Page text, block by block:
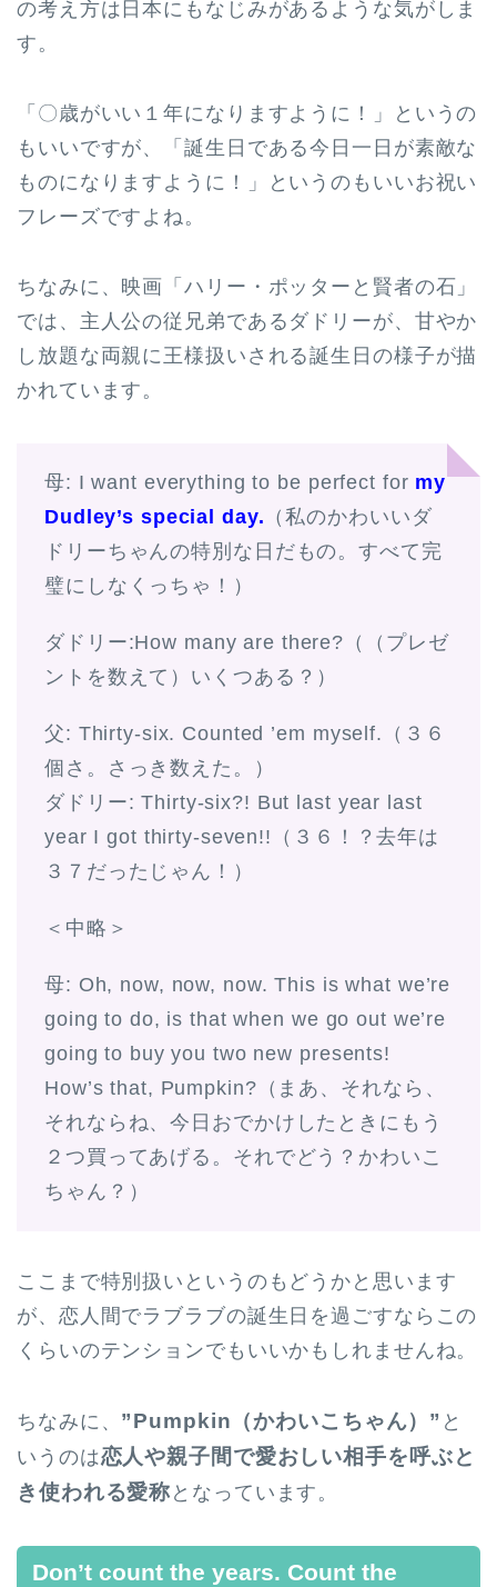
の考え方は日本にもなじみがあるような気がしま
す。
「〇歳がいい１年になりますように！」というの
もいいですが、「誕生日である今日一日が素敵な
ものになりますように！」というのもいいお祝い
フレーズですよね。
ちなみに、映画「ハリー・ポッターと賢者の石」
では、主人公の従兄弟であるダドリーが、甘やか
し放題な両親に王様扱いされる誕生日の様子が描
かれています。
母: I want everything to be perfect for my
Dudley’s special day. （私のかわいいダ
ドリーちゃんの特別な日だもの。すべて完
璧にしなくっちゃ！）
ダドリー:How many are there?（（プレゼ
ントを数えて）いくつある？）
父: Thirty-six. Counted ’em myself.（３６
個さ。さっき数えた。）
ダドリー: Thirty-six?! But last year last
year I got thirty-seven!!（３６！？去年は
３７だったじゃん！）
＜中略＞
母: Oh, now, now, now. This is what we’re
going to do, is that when we go out we’re
going to buy you two new presents!
How’s that, Pumpkin?（まあ、それなら、
それならね、今日おでかけしたときにもう
２つ買ってあげる。それでどう？かわいこ
ちゃん？）
ここまで特別扱いというのもどうかと思います
が、恋人間でラブラブの誕生日を過ごすならこの
くらいのテンションでもいいかもしれませんね。
ちなみに、 ”Pumpkin（かわいこちゃん）” と
いうのは恋人や親子間で愛おしい相手を呼ぶと
き使われる愛称 となっています。
Don’t count the years. Count the